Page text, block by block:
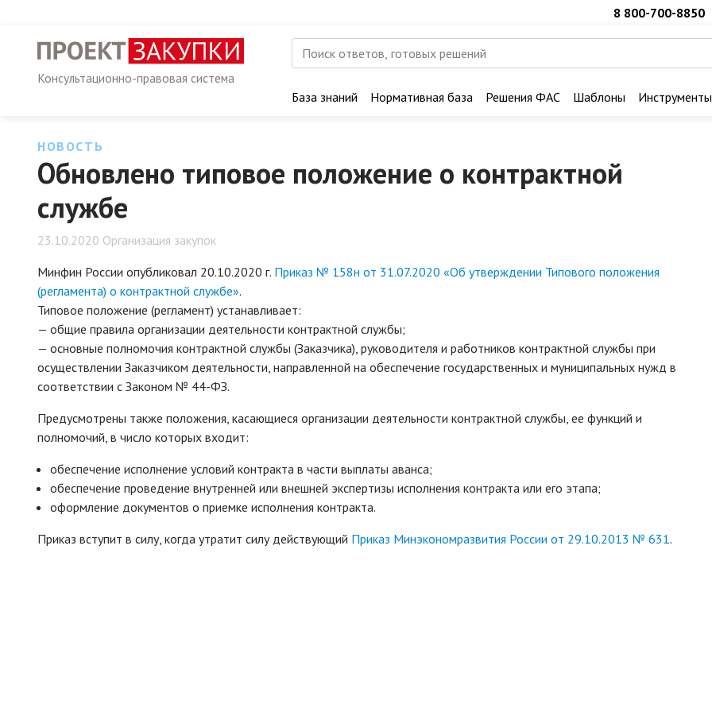
8 800-700-8850
Консультационно-правовая система
База знаний
Нормативная база Решения ФАС Шаблоны Инструменты
НОВОСТЬ
Обновлено типовое положение о контрактной
службе
23.10.2020 Организация закупок
Минфин России опубликовал 20.10.2020 г. Приказ № 158н от 31.07.2020 «Об утверждении Типового положения
(регламента) о контрактной службе».
Типовое положение (регламент) устанавливает:
— общие правила организации деятельности контрактной службы;
— основные полномочия контрактной службы (Заказчика), руководителя и работников контрактной службы при
осуществлении Заказчиком деятельности, направленной на обеспечение государственных и муниципальных нужд в
соответствии с Законом № 44-ФЗ.
Предусмотрены также положения, касающиеся организации деятельности контрактной службы, ее функций и
полномочий, в число которых входит:
обеспечение исполнение условий контракта в части выплаты аванса;
обеспечение проведение внутренней или внешней экспертизы исполнения контракта или его этапа;
оформление документов о приемке исполнения контракта.
Приказ вступит в силу, когда утратит силу действующий Приказ Минэкономразвития России от 29.10.2013 № 631.